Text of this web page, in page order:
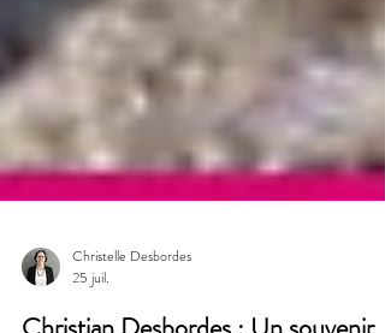
Christelle Desbordes